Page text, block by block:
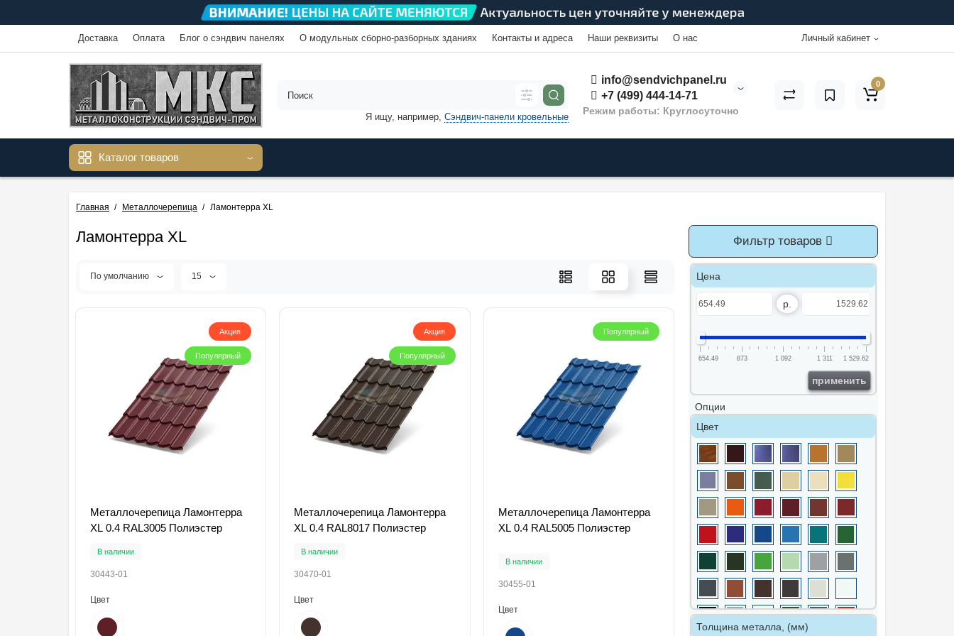
Доставка Оплата Блог о сэндвич панелях О модульных сборно-разборных зданиях Контакты и адреса Наши реквизиты О нас Личный кабинет
info@sendvichpanel.ru
+7 (499) 444-14-71
Режим работы: Круглосуточно
Я ищу, например, Сэндвич-панели кровельные
0
Каталог товаров
Главная Металлочерепица Ламонтерра XL
Ламонтерра XL
По умолчанию 15
Акция
Популярный
Металлочерепица Ламонтерра
XL 0.4 RAL3005 Полиэстер
В наличии
30443-01
Цвет
Акция
Популярный
Металлочерепица Ламонтерра
XL 0.4 RAL8017 Полиэстер
В наличии
30470-01
Цвет
Популярный
Металлочерепица Ламонтерра
XL 0.4 RAL5005 Полиэстер
В наличии
30455-01
Цвет
Фильтр товаров
Цена
р.
654.49 873 1 092 1 311 1 529.62
применить
Опции
Цвет
Толщина металла, (мм)